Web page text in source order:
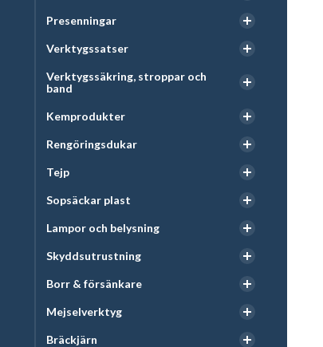
Presenningar
Verktygssatser
Verktygssäkring, stroppar och
band
Kemprodukter
Rengöringsdukar
Tejp
Sopsäckar plast
Lampor och belysning
Skyddsutrustning
Borr & försänkare
Mejselverktyg
Bräckjärn